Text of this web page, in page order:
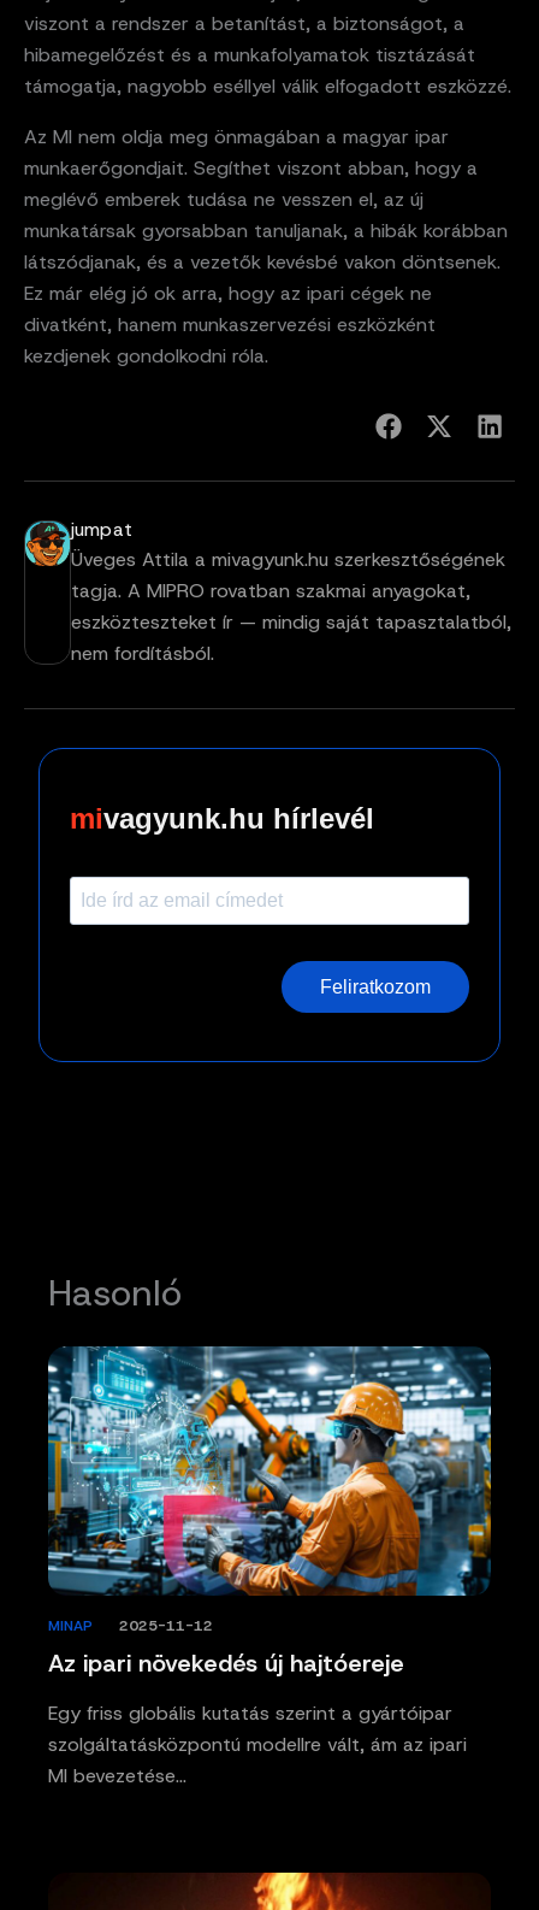
viszont a rendszer a betanítást, a biztonságot, a
hibamegelőzést és a munkafolyamatok tisztázását
támogatja, nagyobb eséllyel válik elfogadott eszközzé.
Az MI nem oldja meg önmagában a magyar ipar
munkaerőgondjait. Segíthet viszont abban, hogy a
meglévő emberek tudása ne vesszen el, az új
munkatársak gyorsabban tanuljanak, a hibák korábban
látszódjanak, és a vezetők kevésbé vakon döntsenek.
Ez már elég jó ok arra, hogy az ipari cégek ne
divatként, hanem munkaszervezési eszközként
kezdjenek gondolkodni róla.
jumpat
Üveges Attila a mivagyunk.hu szerkesztőségének
tagja. A MIPRO rovatban szakmai anyagokat,
eszközteszteket ír — mindig saját tapasztalatból,
nem fordításból.
vagyunk.hu hírlevél
Feliratkozom
Hasonló
Az ipari növekedés új hajtóereje
MINAP 2025-11-12
Egy friss globális kutatás szerint a gyártóipar
szolgáltatásközpontú modellre vált, ám az ipari
MI bevezetése…